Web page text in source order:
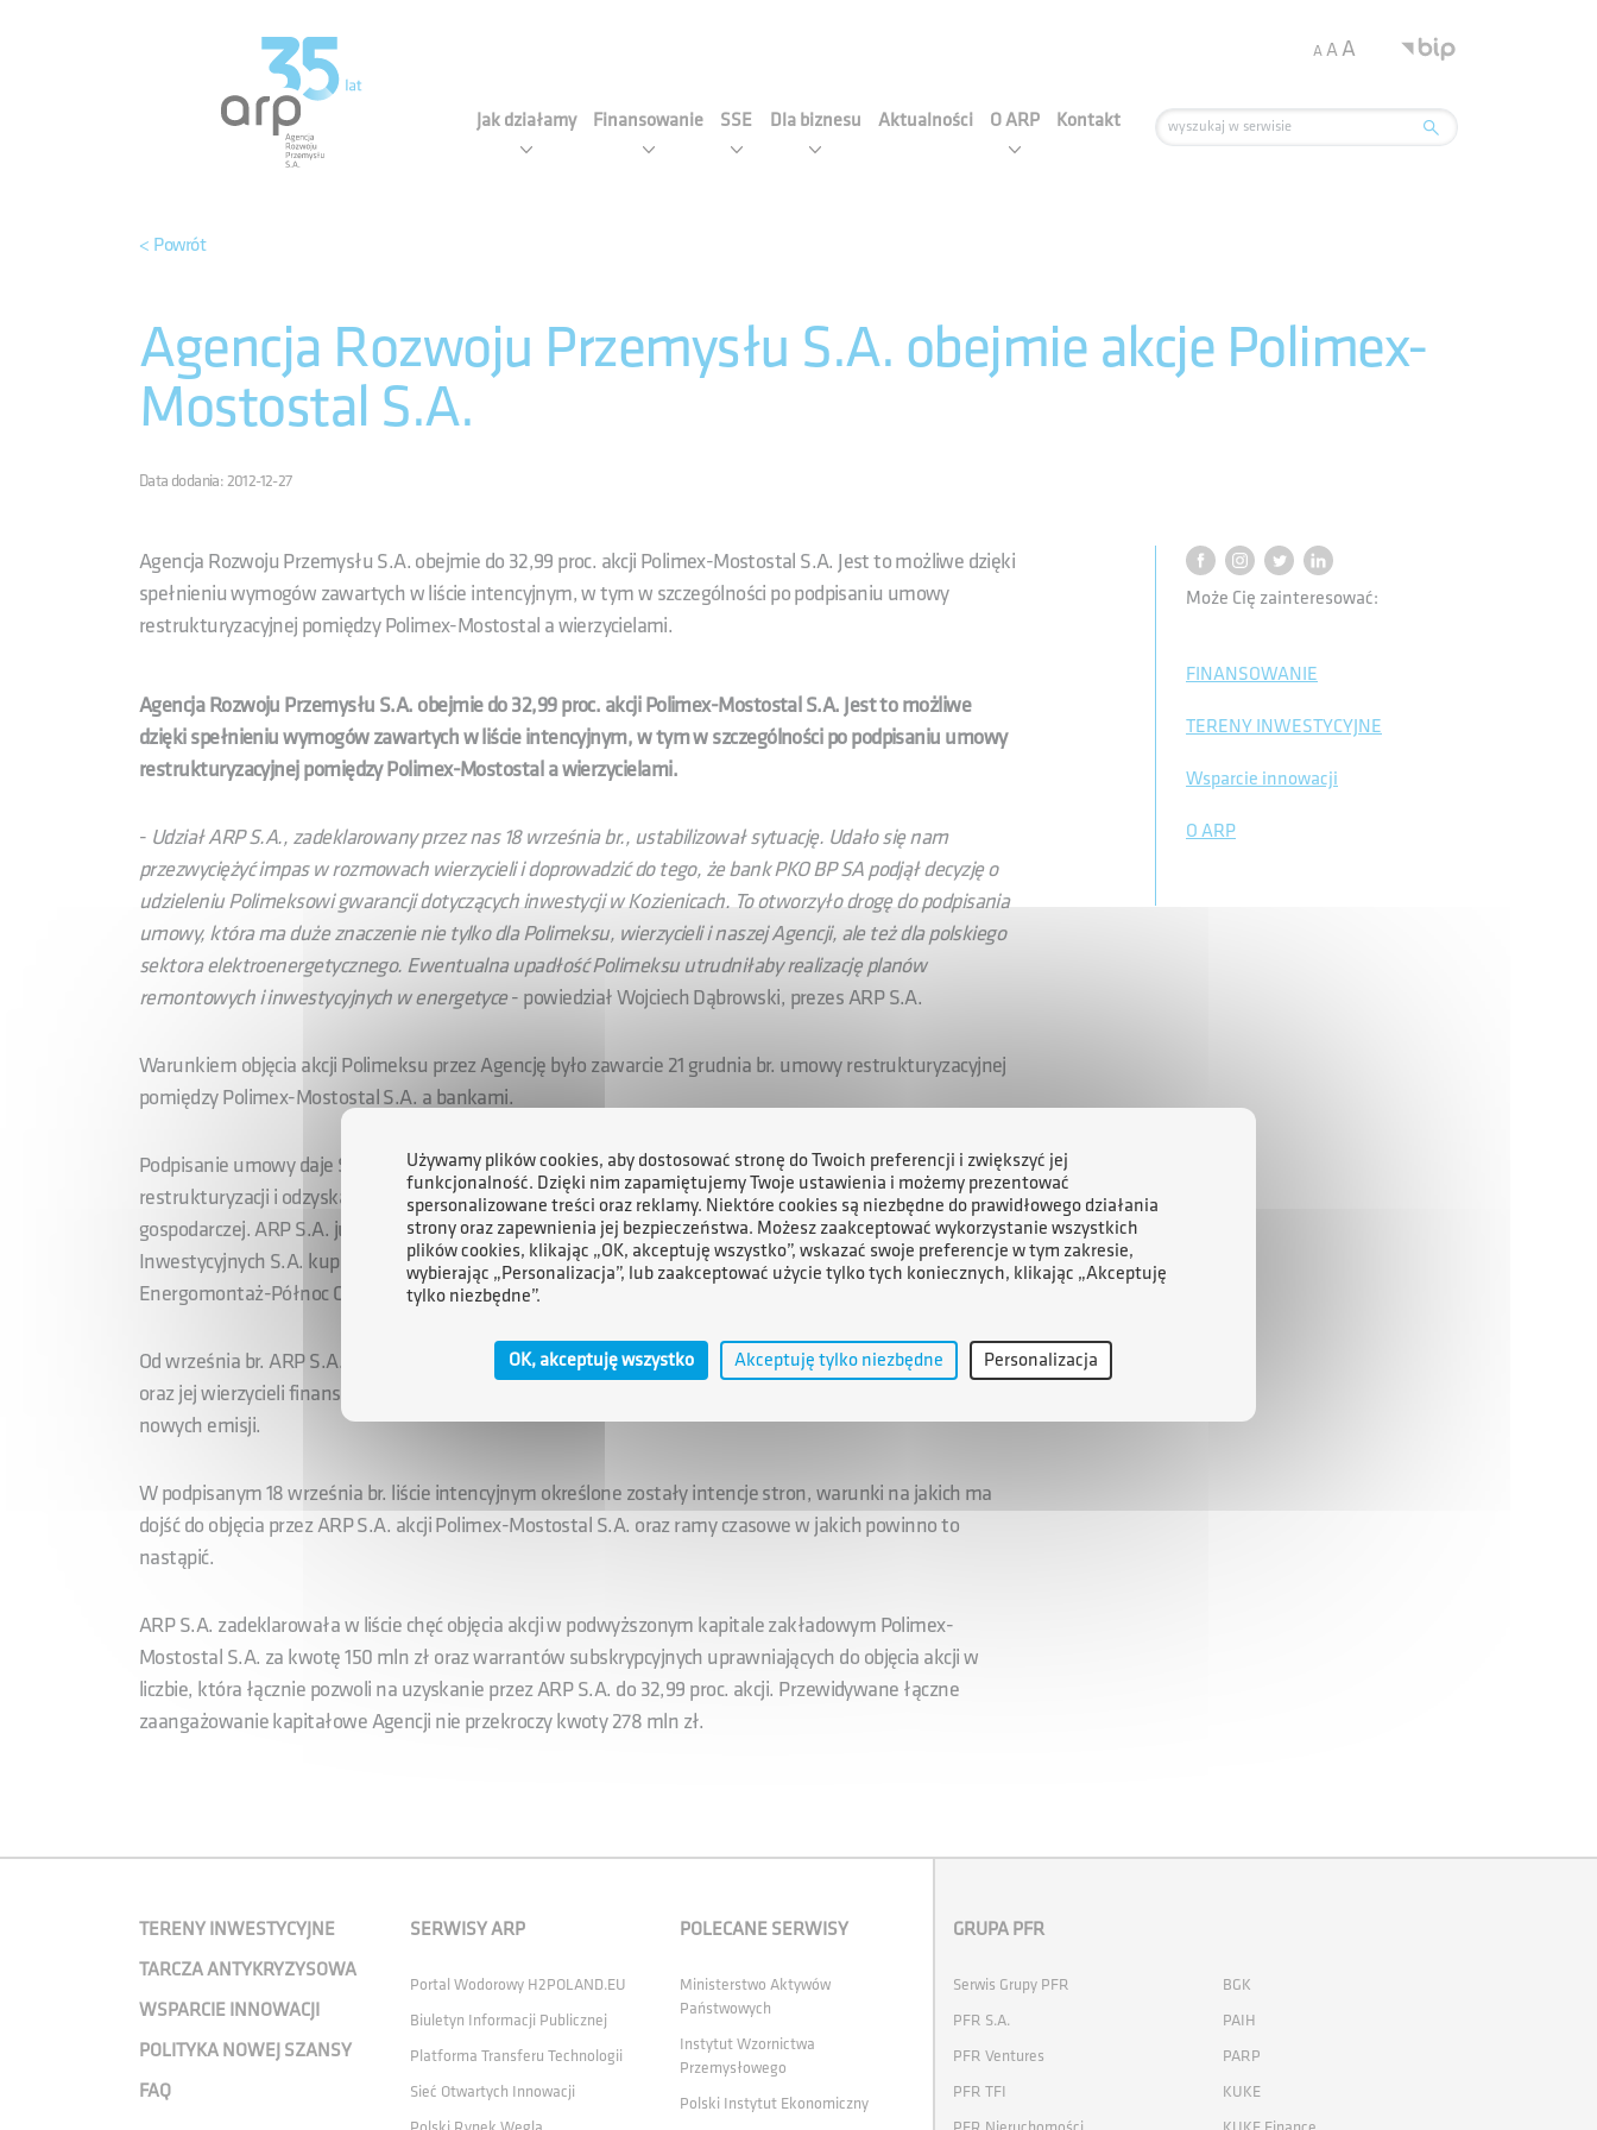
Jak działamy Finansowanie SSE Dla biznesu Aktualności O ARP Kontakt
AAA
< Powrót
Agencja Rozwoju Przemysłu S.A. obejmie akcje Polimex-
Mostostal S.A.
Data dodania: 2012-12-27
Agencja Rozwoju Przemysłu S.A. obejmie do 32,99 proc. akcji Polimex-Mostostal S.A. Jest to możliwe dzięki
spełnieniu wymogów zawartych w liście intencyjnym, w tym w szczególności po podpisaniu umowy
restrukturyzacyjnej pomiędzy Polimex-Mostostal a wierzycielami.
Agencja Rozwoju Przemysłu S.A. obejmie do 32,99 proc. akcji Polimex-Mostostal S.A. Jest to możliwe
dzięki spełnieniu wymogów zawartych w liście intencyjnym, w tym w szczególności po podpisaniu umowy
restrukturyzacyjnej pomiędzy Polimex-Mostostal a wierzycielami.
- Udział ARP S.A., zadeklarowany przez nas 18 września br., ustabilizował sytuację. Udało się nam
przezwyciężyć impas w rozmowach wierzycieli i doprowadzić do tego, że bank PKO BP SA podjął decyzję o
udzieleniu Polimeksowi gwarancji dotyczących inwestycji w Kozienicach. To otworzyło drogę do podpisania
umowy, która ma duże znaczenie nie tylko dla Polimeksu, wierzycieli i naszej Agencji, ale też dla polskiego
sektora elektroenergetycznego. Ewentualna upadłość Polimeksu utrudniłaby realizację planów
remontowych i inwestycyjnych w energetyce- powiedział Wojciech Dąbrowski, prezes ARP S.A.
Warunkiem objęcia akcji Polimeksu przez Agencję było zawarcie 21 grudnia br. umowy restrukturyzacyjnej
pomiędzy Polimex-Mostostal S.A. a bankami.
Podpisanie umowy daje Spółce, przy udziale kapitałowym Agencji, realną szansę na wdrożenie programu
restrukturyzacji i odzyskanie długoterminowej zdolności do prowadzenia rentownej działalności
gospodarczej. ARP S.A. już w październiku br. przez należące do niej MS Towarzystwo Funduszy
Inwestycyjnych S.A. kupiła za ok. 170 mln zł aktywa Polimex-Mostostal S.A. - Fabrykę Kotłów Sefako S.A.,
Energomontaż-Północ Gdynia i nieruchomość portową w Gdyni.
Od września br. ARP S.A. prowadziła rozmowy zainicjowane przez zarząd grupy Polimex-Mostostal S.A.
oraz jej wierzycieli finansowych na temat zaangażowania kapitałowego w spółce poprzez objęcie akcji
nowych emisji.
W podpisanym 18 września br. liście intencyjnym określone zostały intencje stron, warunki na jakich ma
dojść do objęcia przez ARP S.A. akcji Polimex-Mostostal S.A. oraz ramy czasowe w jakich powinno to
nastąpić.
ARP S.A. zadeklarowała w liście chęć objęcia akcji w podwyższonym kapitale zakładowym Polimex-
Mostostal S.A. za kwotę 150 mln zł oraz warrantów subskrypcyjnych uprawniających do objęcia akcji w
liczbie, która łącznie pozwoli na uzyskanie przez ARP S.A. do 32,99 proc. akcji. Przewidywane łączne
zaangażowanie kapitałowe Agencji nie przekroczy kwoty 278 mln zł.
Może Cię zainteresować:
FINANSOWANIE
TERENY INWESTYCYJNE
Wsparcie innowacji
O ARP
TERENY INWESTYCYJNE
TARCZA ANTYKRYZYSOWA
WSPARCIE INNOWACJI
POLITYKA NOWEJ SZANSY
FAQ
SERWISY ARP
Portal Wodorowy H2POLAND.EU
Biuletyn Informacji Publicznej
Platforma Transferu Technologii
Sieć Otwartych Innowacji
POLECANE SERWISY
Ministerstwo Aktywów
Państwowych
Instytut Wzornictwa
Przemysłowego
Polski Instytut Ekonomiczny
GRUPA PFR
Serwis Grupy PFR
PFR S.A.
PFR Ventures
PFR TFI
BGK
PAIH
PARP
KUKE
Używamy plików cookies, aby dostosować stronę do Twoich preferencji i zwiększyć jej
funkcjonalność. Dzięki nim zapamiętujemy Twoje ustawienia i możemy prezentować
spersonalizowane treści oraz reklamy. Niektóre cookies są niezbędne do prawidłowego działania
strony oraz zapewnienia jej bezpieczeństwa. Możesz zaakceptować wykorzystanie wszystkich
plików cookies, klikając „OK, akceptuję wszystko”, wskazać swoje preferencje w tym zakresie,
wybierając „Personalizacja”, lub zaakceptować użycie tylko tych koniecznych, klikając „Akceptuję
tylko niezbędne”.
OK, akceptuję wszystko Akceptuję tylko niezbędne Personalizacja